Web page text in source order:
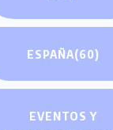
ESPAÑA(60)
EVENTOS Y